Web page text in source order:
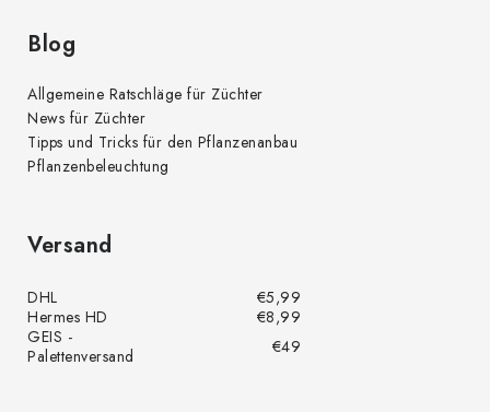
Blog
Allgemeine Ratschläge für Züchter
News für Züchter
Tipps und Tricks für den Pflanzenanbau
Pflanzenbeleuchtung
Versand
DHL
€5,99
Hermes HD
€8,99
GEIS -
Palettenversand
€49